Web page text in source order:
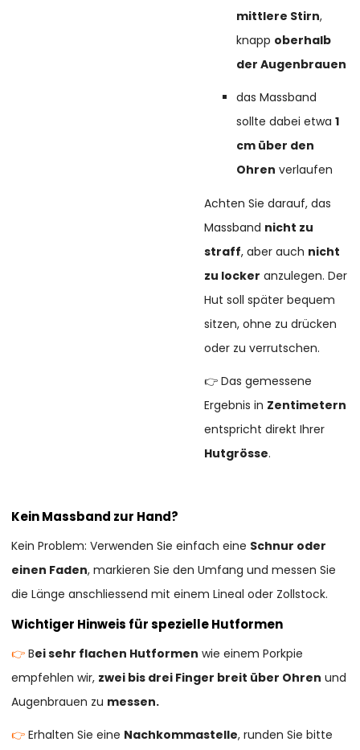
mittlere Stirn,
knapp oberhalb
der Augenbrauen
das Massband
sollte dabei etwa1
cm über den
Ohren verlaufen
Achten Sie darauf, das
Massband nicht zu
straff, aber auch nicht
zu locker anzulegen. Der
Hut soll später bequem
sitzen, ohne zu drücken
oder zu verrutschen.
👉 Das gemessene
Ergebnis in Zentimetern
entspricht direkt Ihrer
Hutgrösse.
Kein Massband zur Hand?
Kein Problem: Verwenden Sie einfach eine Schnur oder
einen Faden, markieren Sie den Umfang und messen Sie
die Länge anschliessend mit einem Lineal oder Zollstock.
Wichtiger Hinweis für spezielle Hutformen
👉Bei sehr flachen Hutformen wie einem Porkpie
empfehlen wir, zwei bis drei Finger breit über Ohren und
Augenbrauen zu messen.
👉Erhalten Sie eine Nachkommastelle, runden Sie bitte